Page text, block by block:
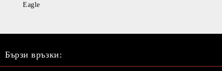
Eagle
Бързи връзки: